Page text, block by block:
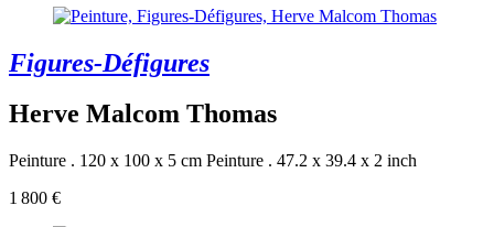
Figures-Défigures
Herve Malcom Thomas
Peinture . 120 x 100 x 5 cm Peinture . 47.2 x 39.4 x 2 inch
1 800 €